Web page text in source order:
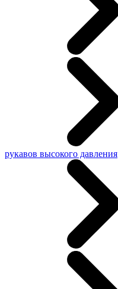
рукавов высокого давления